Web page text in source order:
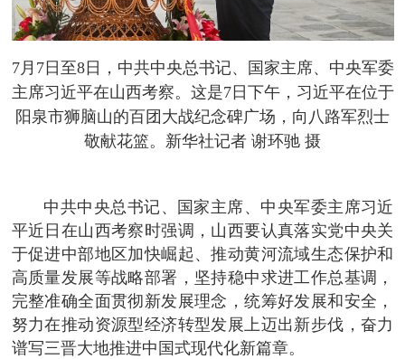
7月7日至8日，中共中央总书记、国家主席、中央军委
主席习近平在山西考察。这是7日下午，习近平在位于
阳泉市狮脑山的百团大战纪念碑广场，向八路军烈士
敬献花篮。新华社记者 谢环驰 摄
中共中央总书记、国家主席、中央军委主席习近
平近日在山西考察时强调，山西要认真落实党中央关
于促进中部地区加快崛起、推动黄河流域生态保护和
高质量发展等战略部署，坚持稳中求进工作总基调，
完整准确全面贯彻新发展理念，统筹好发展和安全，
努力在推动资源型经济转型发展上迈出新步伐，奋力
谱写三晋大地推进中国式现代化新篇章。